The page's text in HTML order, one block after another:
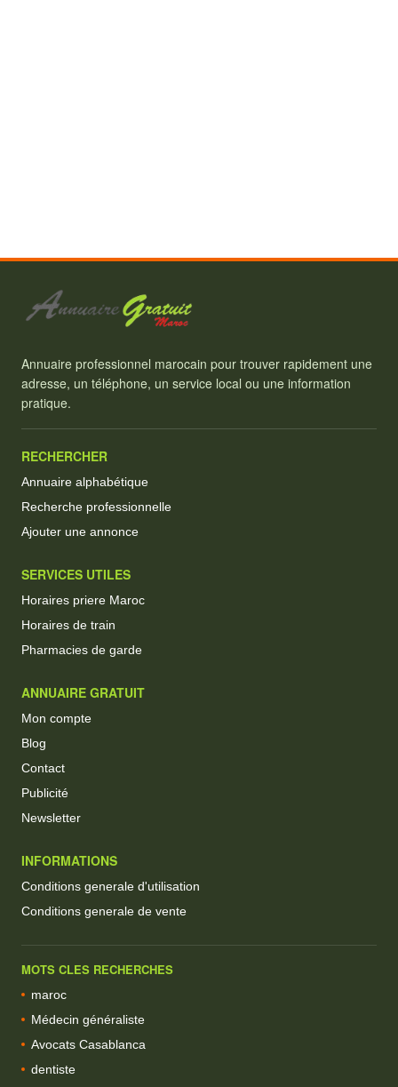
Annuaire professionnel marocain pour trouver rapidement une
adresse, un téléphone, un service local ou une information
pratique.
RECHERCHER
Annuaire alphabétique
Recherche professionnelle
Ajouter une annonce
SERVICES UTILES
Horaires priere Maroc
Horaires de train
Pharmacies de garde
ANNUAIRE GRATUIT
Mon compte
Blog
Contact
Publicité
Newsletter
INFORMATIONS
Conditions generale d'utilisation
Conditions generale de vente
MOTS CLES RECHERCHES
maroc
Médecin généraliste
Avocats Casablanca
dentiste